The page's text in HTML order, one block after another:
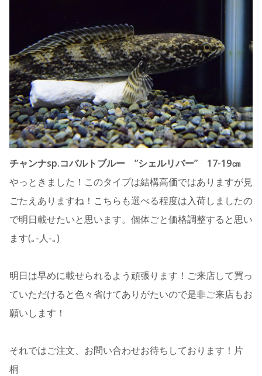
チャンナsp.コバルトブルー ”シェルリバー” 17-19㎝
やっときました！このタイプは結構高価ではありますが見
ごたえありますね！こちらも選べる程度は入荷しましたの
で明日載せたいと思います。個体ごと価格調整すると思い
ます(｡-人-｡)
明日は早めに載せられるよう頑張ります！ご来店して買っ
ていただけると色々省けてありがたいので是非ご来店もお
願いします！
それではご注文、お問い合わせお待ちしております！片
桐